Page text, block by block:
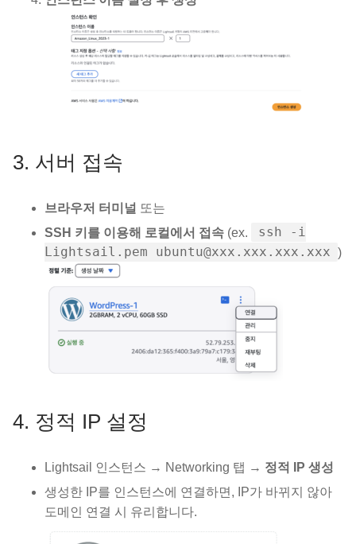
3. 서버 접속
브라우저 터미널 또는
SSH 키를 이용해 로컬에서 접속 (ex.
ssh -i
Lightsail.pem ubuntu@xxx.xxx.xxx.xxx )
4. 정적 IP 설정
Lightsail 인스턴스 → Networking 탭 → 정적 IP 생성
생성한 IP를 인스턴스에 연결하면, IP가 바뀌지 않아
도메인 연결 시 유리합니다.